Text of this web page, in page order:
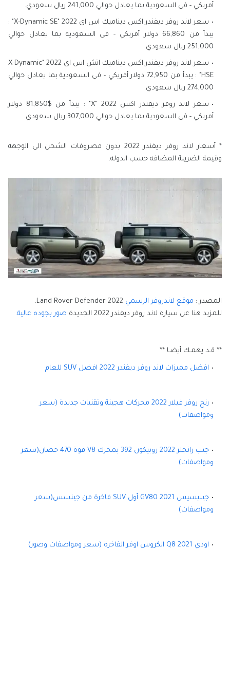
أمريكي - فى السعودية بما يعادل حوالي 241,000 ريال سعودي.
سعر لاند روفر ديفندر اكس ديناميك اس اي 2022 "X-Dynamic SE" :
يبدأ من 66,860 دولار أمريكي - فى السعودية بما يعادل حوالي
251,000 ريال سعودي.
سعر لاند روفر ديفندر اكس ديناميك اتش اس اي 2022 "X-Dynamic
HSE" : يبدأ من 72,950 دولار أمريكي - فى السعودية بما يعادل حوالي
274,000 ريال سعودي.
سعر لاند روفر ديفندر اكس 2022 "X" : يبدأ من $81,850 دولار
أمريكي - فى السعودية بما يعادل حوالي 307,000 ريال سعودي.
* أسعار لاند روفر ديفندر 2022 بدون مصروفات الشحن الى الوجهه
وقيمة الضريبة المضافه حسب الدوله.
المصدر : موقع لاندروفر الرسمي
للمزيد هنا عن سيارة لاند روفر ديفندر 2022 الجديدة
صور بجوده عالية.
** قـد يهمـك أيضـا **
افضل مميزات لاند روفر ديفندر 2022 افضل SUV للعام
رنج روفر فيلار 2022 محركات هجينة وتقنيات جديدة (سعر
ومواصفات)
جيب رانجلر 2022 روبيكون 392 بمحرك V8 قوة 470 حصان(سعر
ومواصفات)
جينيسيس GV80 2021 أول SUV فاخرة من جينسس(سعر
ومواصفات)
اودي Q8 2021 الكروس اوفر الفاخرة (سعر ومواصفات وصور)